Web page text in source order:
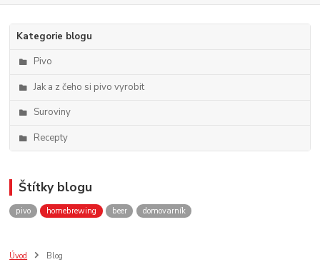
Kategorie blogu
Pivo
Jak a z čeho si pivo vyrobit
Suroviny
Recepty
Štítky blogu
pivo homebrewing beer domovarník
Úvod Blog